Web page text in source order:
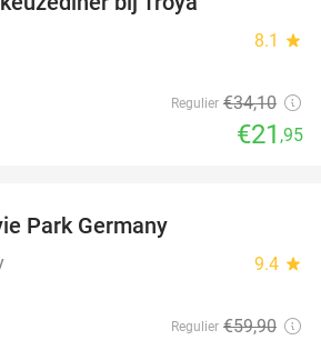
8.1 star
Regulier €34,10
€21 ,95
Park Germany
9.4 star
Regulier €59,90